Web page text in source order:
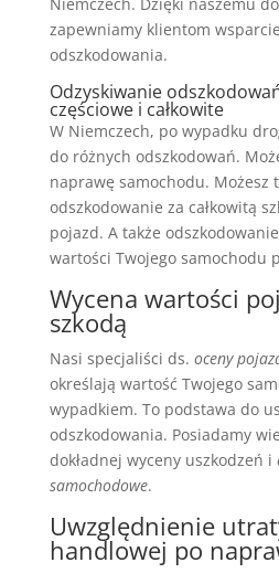
zapewniamy klientom
odszkodowania.
Odzyskiwanie
częściowe i całkowite
W Niemczech, po wypadku
do różnych odszkodowań.
naprawę samochodu. Możesz
odszkodowanie za całkowitą
pojazd. A także
wartości Twojego samochodu
Wycena wartości
szkodą
Nasi specjaliści ds. oceny
określają wartość Twojego
wypadkiem. To podstawa do
odszkodowania. Posiadamy
dokładnej wyceny uszkodzeń i
samochodowe.
Uwzględnienie
handlowej po